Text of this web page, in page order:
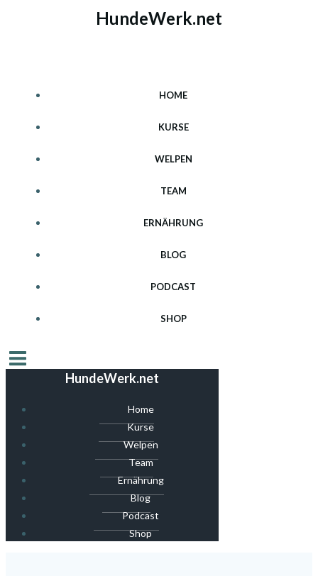
HundeWerk.net
HOME
KURSE
WELPEN
TEAM
ERNÄHRUNG
BLOG
PODCAST
SHOP
HundeWerk.net
Home
Kurse
Welpen
Team
Ernährung
Blog
Podcast
Shop